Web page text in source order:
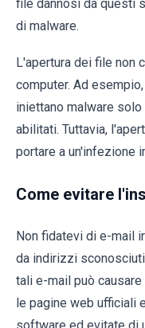
file dannosi da questi
di malware.
L'apertura dei file non
computer. Ad
iniettano malware
abilitati. Tuttavia,
portare a un'infezione
Come evitare
Non fidatevi di e-mail
da indirizzi
tali e-mail può
le pagine web ufficiali